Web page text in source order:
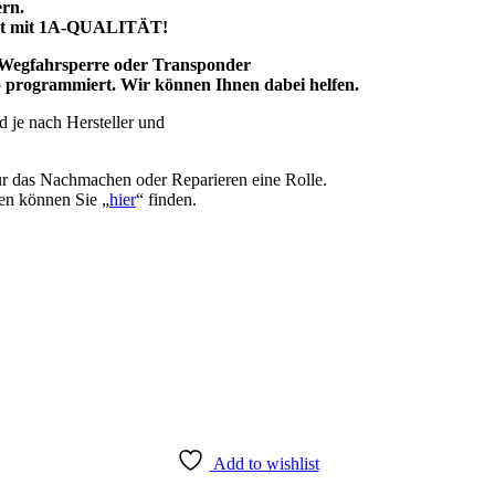
mit 1A-QUALITÄT!
oder Transponder
programmiert. Wir können Ihnen dabei helfen.
je nach Hersteller und
Nachmachen oder Reparieren eine Rolle.
können Sie „hier“ finden.
Add to wishlist